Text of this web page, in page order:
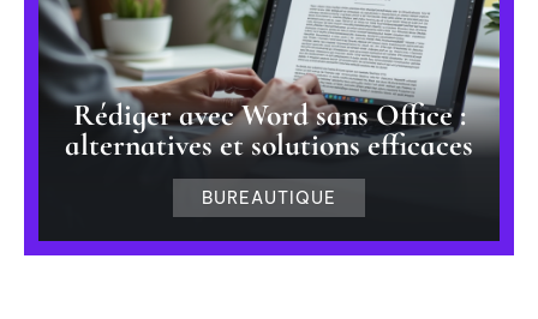
Rédiger avec Word sans Office :
alternatives et solutions efficaces
BUREAUTIQUE